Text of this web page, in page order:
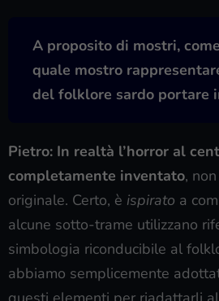
A proposito di mostri,
quale mostro
del folklore sardo portare
Pietro: In realtà l’horror al
completamente inventato,
originale. Certo, è ispirato a
alcune sotto-trame utilizzano
simbologia riconducibile al
abbiamo semplicemente